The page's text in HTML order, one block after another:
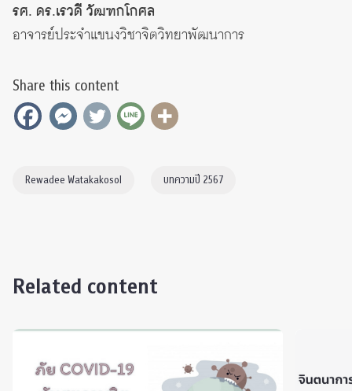
รศ. ดร.เรวดี วัฒฑกโกศล
อาจารย์ประจำแขนงวิชาจิตวิทยาพัฒนาการ
Share this content
Rewadee Watakakosol บทความปี 2567
Related content